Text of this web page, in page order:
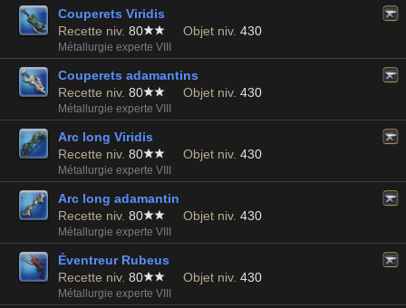
Couperets Viridis
Recette niv. 80 Objet niv. 430
Métallurgie experte VIII
Couperets adamantins
Recette niv. 80 Objet niv. 430
Métallurgie experte VIII
Arc long Viridis
Recette niv. 80 Objet niv. 430
Métallurgie experte VIII
Arc long adamantin
Recette niv. 80 Objet niv. 430
Métallurgie experte VIII
Éventreur Rubeus
Recette niv. 80 Objet niv. 430
Métallurgie experte VIII